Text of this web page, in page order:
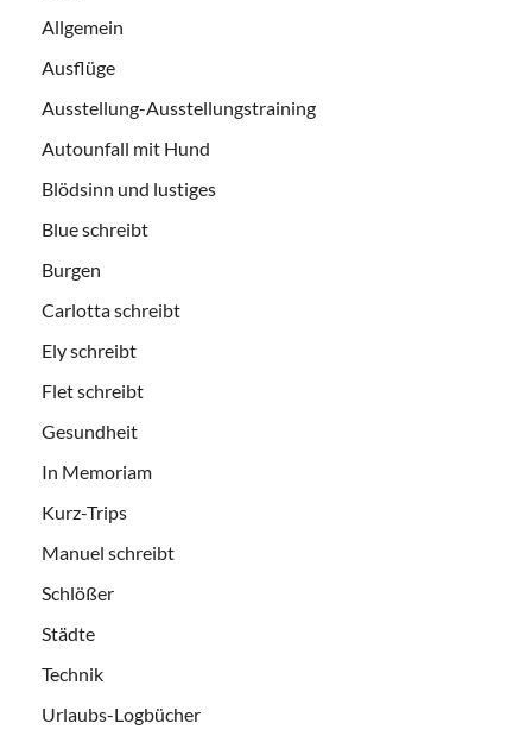
Allgemein
Ausflüge
Ausstellung-Ausstellungstraining
Autounfall mit Hund
Blödsinn und lustiges
Blue schreibt
Burgen
Carlotta schreibt
Ely schreibt
Flet schreibt
Gesundheit
In Memoriam
Kurz-Trips
Manuel schreibt
Schlößer
Städte
Technik
Urlaubs-Logbücher